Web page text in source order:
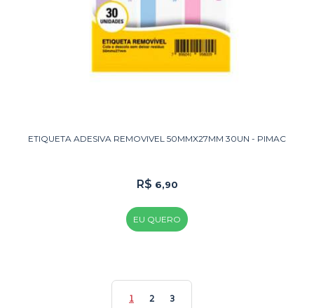
ETIQUETA ADESIVA REMOVIVEL 50MMX27MM 30UN - PIMAC
R$ 6,90
EU QUERO
1 2 3